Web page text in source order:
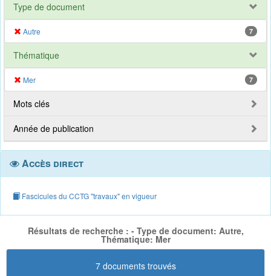
Type de document
Autre 7
Thématique
Mer 7
Mots clés
Année de publication
Accès direct
Fascicules du CCTG "travaux" en vigueur
Résultats de recherche : - Type de document: Autre,
Thématique: Mer
7 documents trouvés